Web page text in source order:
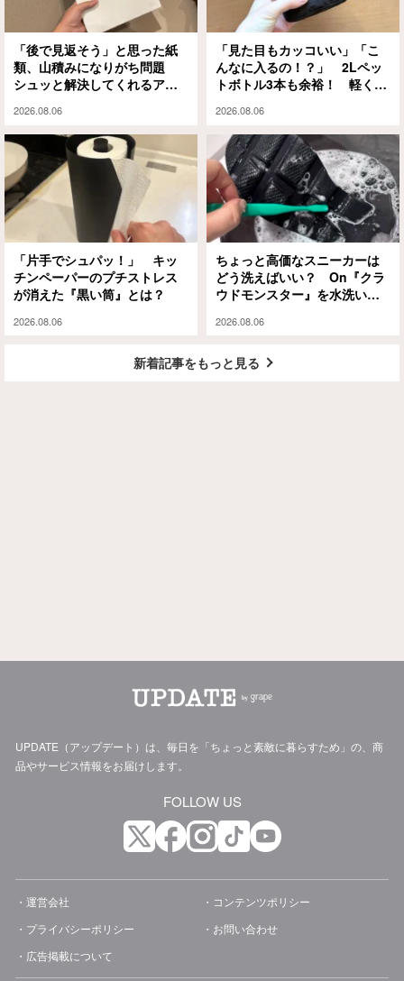
「後で見返そう」と思った紙
類、山積みになりがち問題
シュッと解決してくれるアイ
2026.08.06
「見た目もカッコいい」「こ
んなに入るの！？」 2Lペッ
トボトル3本も余裕！ 軽くて
ッグが大正解
2026.08.06
「片手でシュパッ！」 キッ
チンペーパーのプチストレス
が消えた『黒い筒』とは？
2026.08.06
ちょっと高価なスニーカーは
どう洗えばいい？ On『クラ
ウドモンスター』を水洗いと
と…
2026.08.06
新着記事をもっと見る
UPDATE（アップデート）は、毎日を「ちょっと素敵に暮らすため」の、商
品やサービス情報をお届けします。
FOLLOW US
運営会社
コンテンツポリシー
プライバシーポリシー
お問い合わせ
広告掲載について